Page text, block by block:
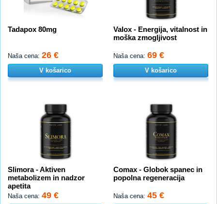
Tadapox 80mg
Naša cena: 26 €
V košarico
Valox - Energija, vitalnost in
moška zmogljivost
Naša cena: 69 €
V košarico
Slimora - Aktiven
metabolizem in nadzor
apetita
Naša cena: 49 €
Comax - Globok spanec in
popolna regeneracija
Naša cena: 45 €